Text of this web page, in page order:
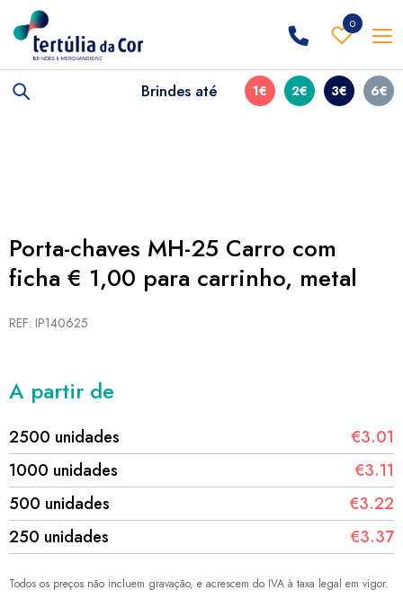
0
Brindes até 1€ 2€ 3€ 6€
Porta-chaves MH-25 Carro com
ficha € 1,00 para carrinho, metal
REF: IP140625
A partir de
2500 unidades
€3.01
1000 unidades
€3.11
500 unidades
€3.22
250 unidades
€3.37
Todos os preços não incluem gravação, e acrescem do IVA à taxa legal em vigor.